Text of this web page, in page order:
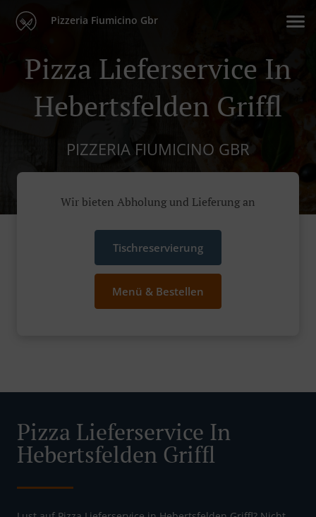
Pizzeria Fiumicino Gbr
Pizza Lieferservice In
Hebertsfelden Griffl
PIZZERIA FIUMICINO GBR
Wir bieten Abholung und Lieferung an
Tischreservierung
Menü & Bestellen
Pizza Lieferservice In
Hebertsfelden Griffl